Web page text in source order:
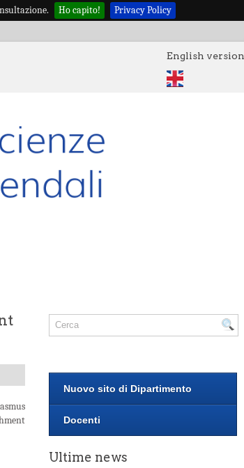
Ho capito! Privacy Policy
English version
Nuovo sito di Dipartimento
Docenti
Ultime news